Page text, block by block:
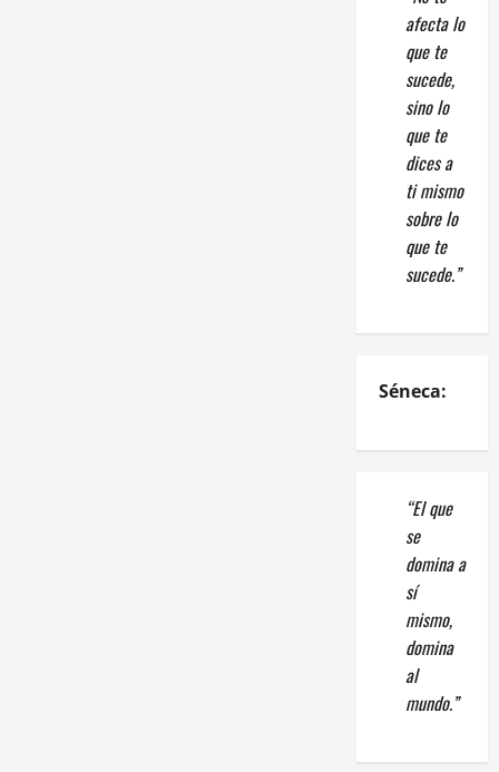
afecta lo
que te
sucede,
sino lo
que te
dices a
ti mismo
sobre lo
que te
sucede.”
Séneca:
“El que
se
domina a
sí
mismo,
domina
al
mundo.”